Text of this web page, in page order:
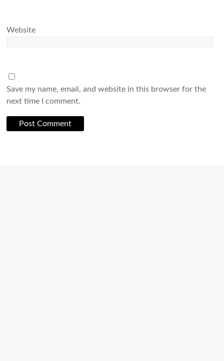
Website
Save my name, email, and website in this browser for the
next time I comment.